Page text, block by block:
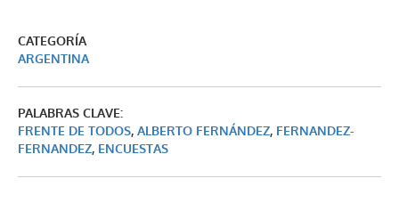
CATEGORÍA
ARGENTINA
PALABRAS CLAVE:
FRENTE DE TODOS, ALBERTO FERNÁNDEZ, FERNANDEZ-
FERNANDEZ, ENCUESTAS